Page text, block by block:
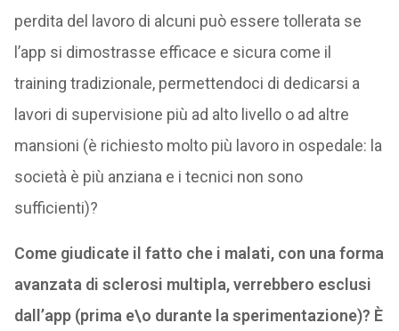
perdita del lavoro di alcuni può essere tollerata se
l’app si dimostrasse efficace e sicura come il
training tradizionale, permettendoci di dedicarsi a
lavori di supervisione più ad alto livello o ad altre
mansioni (è richiesto molto più lavoro in ospedale: la
società è più anziana e i tecnici non sono
sufficienti)?
Come giudicate il fatto che i malati, con una forma
avanzata di sclerosi multipla, verrebbero esclusi
dall’app (prima e\o durante la sperimentazione)? È